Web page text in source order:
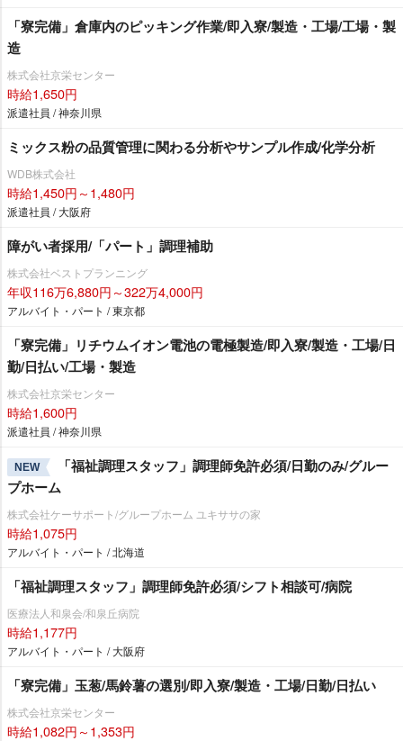
「寮完備」倉庫内のピッキング作業/即入寮/製造・工場/工場・製
造
株式会社京栄センター
時給1,650円
派遣社員 / 神奈川県
ミックス粉の品質管理に関わる分析やサンプル作成/化学分析
WDB株式会社
時給1,450円～1,480円
派遣社員 / 大阪府
障がい者採用/「パート」調理補助
株式会社ベストプランニング
年収116万6,880円～322万4,000円
アルバイト・パート / 東京都
「寮完備」リチウムイオン電池の電極製造/即入寮/製造・工場/日
勤/日払い/工場・製造
株式会社京栄センター
時給1,600円
派遣社員 / 神奈川県
NEW
「福祉調理スタッフ」調理師免許必須/日勤のみ/グルー
プホーム
株式会社ケーサポート/グループホーム ユキササの家
時給1,075円
アルバイト・パート / 北海道
「福祉調理スタッフ」調理師免許必須/シフト相談可/病院
医療法人和泉会/和泉丘病院
時給1,177円
アルバイト・パート / 大阪府
「寮完備」玉葱/馬鈴薯の選別/即入寮/製造・工場/日勤/日払い
株式会社京栄センター
時給1,082円～1,353円